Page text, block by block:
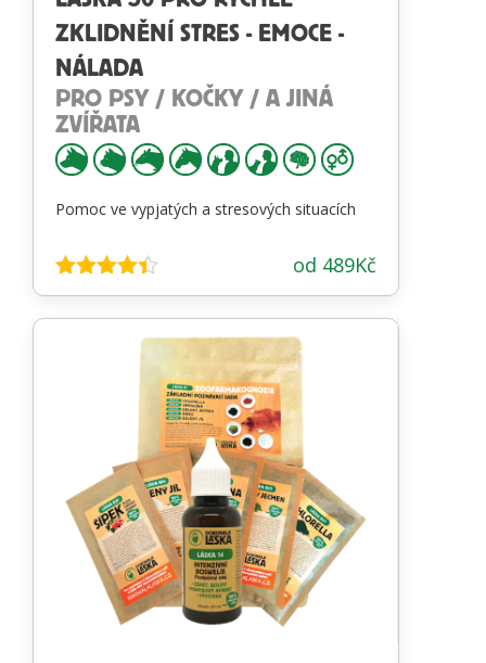
ZKLIDNĚNÍ STRES - EMOCE -
NÁLADA
PRO PSY / KOČKY / A JINÁ
ZVÍŘATA
Pomoc ve vypjatých a stresových situacích
Hodnocení
od 489Kč